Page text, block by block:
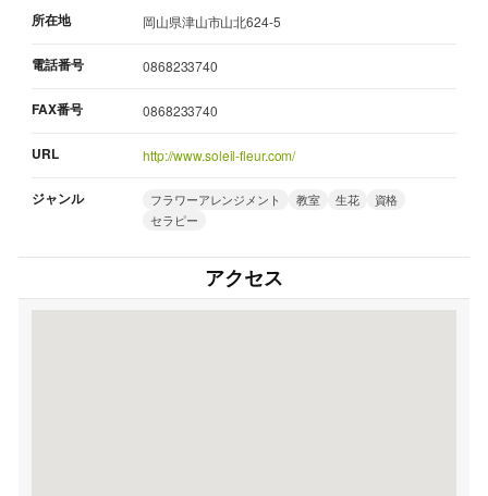
所在地 岡山県津山市山北624-5
電話番号 0868233740
FAX番号 0868233740
URL http://www.soleil-fleur.com/
ジャンル フラワーアレンジメント 教室 生花
資格
セラピー
アクセス